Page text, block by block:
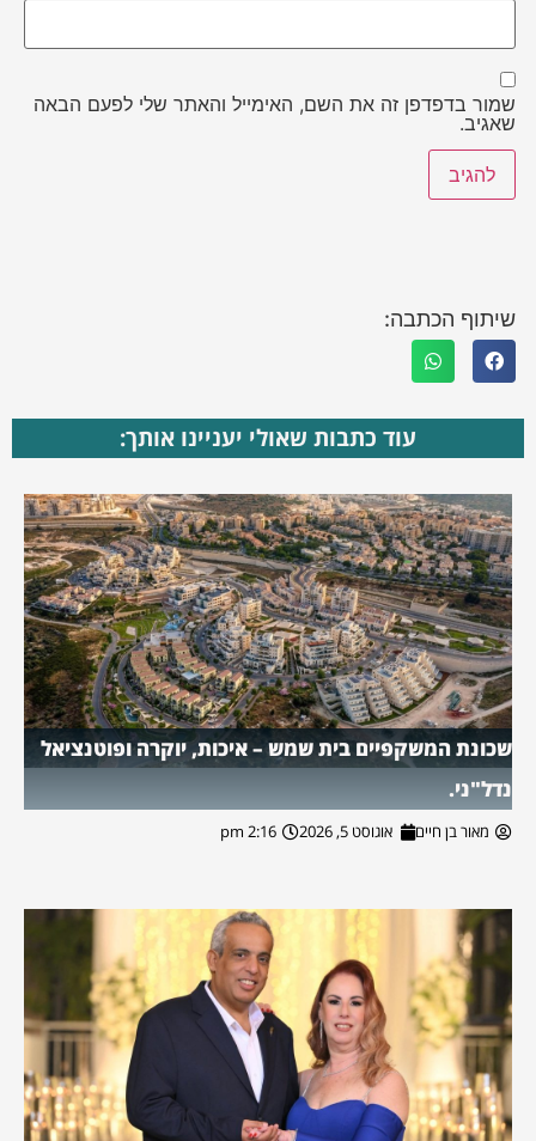
שמור בדפדפן זה את השם, האימייל והאתר שלי לפעם הבאה
שאגיב.
שיתוף הכתבה:
עוד כתבות שאולי יעניינו אותך:
שכונת המשקפיים בית שמש – איכות, יוקרה ופוטנציאל
נדל"ני.
מאור בן חיים אוגוסט 5, 2026 2:16 pm